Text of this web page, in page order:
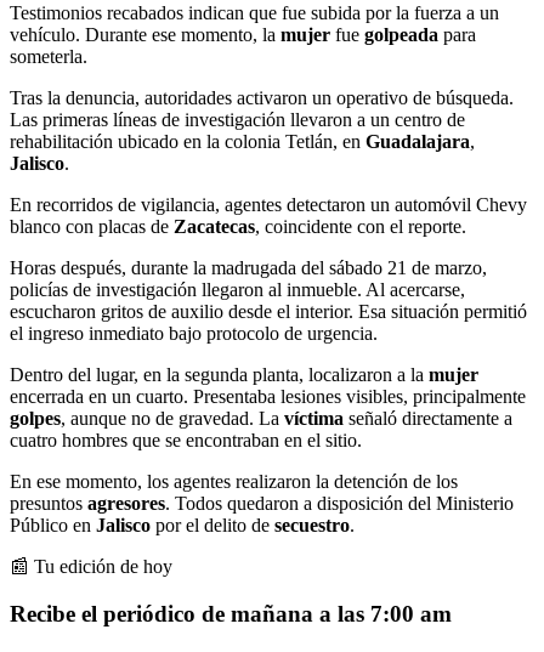
Testimonios recabados indican que fue subida por la fuerza a un
vehículo. Durante ese momento, la mujer fue golpeada para
someterla.
Tras la denuncia, autoridades activaron un operativo de búsqueda.
Las primeras líneas de investigación llevaron a un centro de
rehabilitación ubicado en la colonia Tetlán, en Guadalajara,
Jalisco.
En recorridos de vigilancia, agentes detectaron un automóvil Chevy
blanco con placas de Zacatecas, coincidente con el reporte.
Horas después, durante la madrugada del sábado 21 de marzo,
policías de investigación llegaron al inmueble. Al acercarse,
escucharon gritos de auxilio desde el interior. Esa situación permitió
el ingreso inmediato bajo protocolo de urgencia.
Dentro del lugar, en la segunda planta, localizaron a la mujer
encerrada en un cuarto. Presentaba lesiones visibles, principalmente
golpes, aunque no de gravedad. La víctima señaló directamente a
cuatro hombres que se encontraban en el sitio.
En ese momento, los agentes realizaron la detención de los
presuntos agresores. Todos quedaron a disposición del Ministerio
Público en Jalisco por el delito de secuestro.
📰 Tu edición de hoy
Recibe el periódico de mañana a las 7:00 am